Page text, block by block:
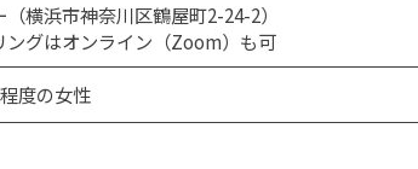
横浜市神奈川区鶴屋町2-24-2）
グはオンライン（Zoom）も可
度の女性